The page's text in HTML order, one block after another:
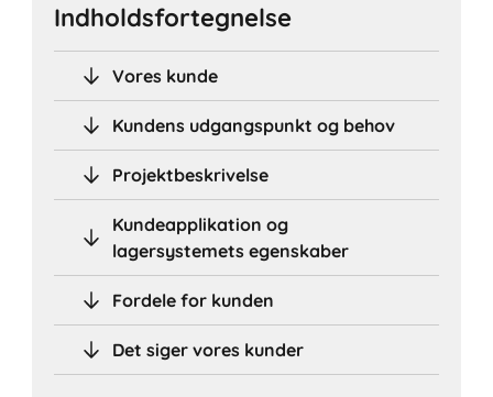
Indholdsfortegnelse
Vores kunde
Kundens udgangspunkt og behov
Projektbeskrivelse
Kundeapplikation og
lagersystemets egenskaber
Fordele for kunden
Det siger vores kunder